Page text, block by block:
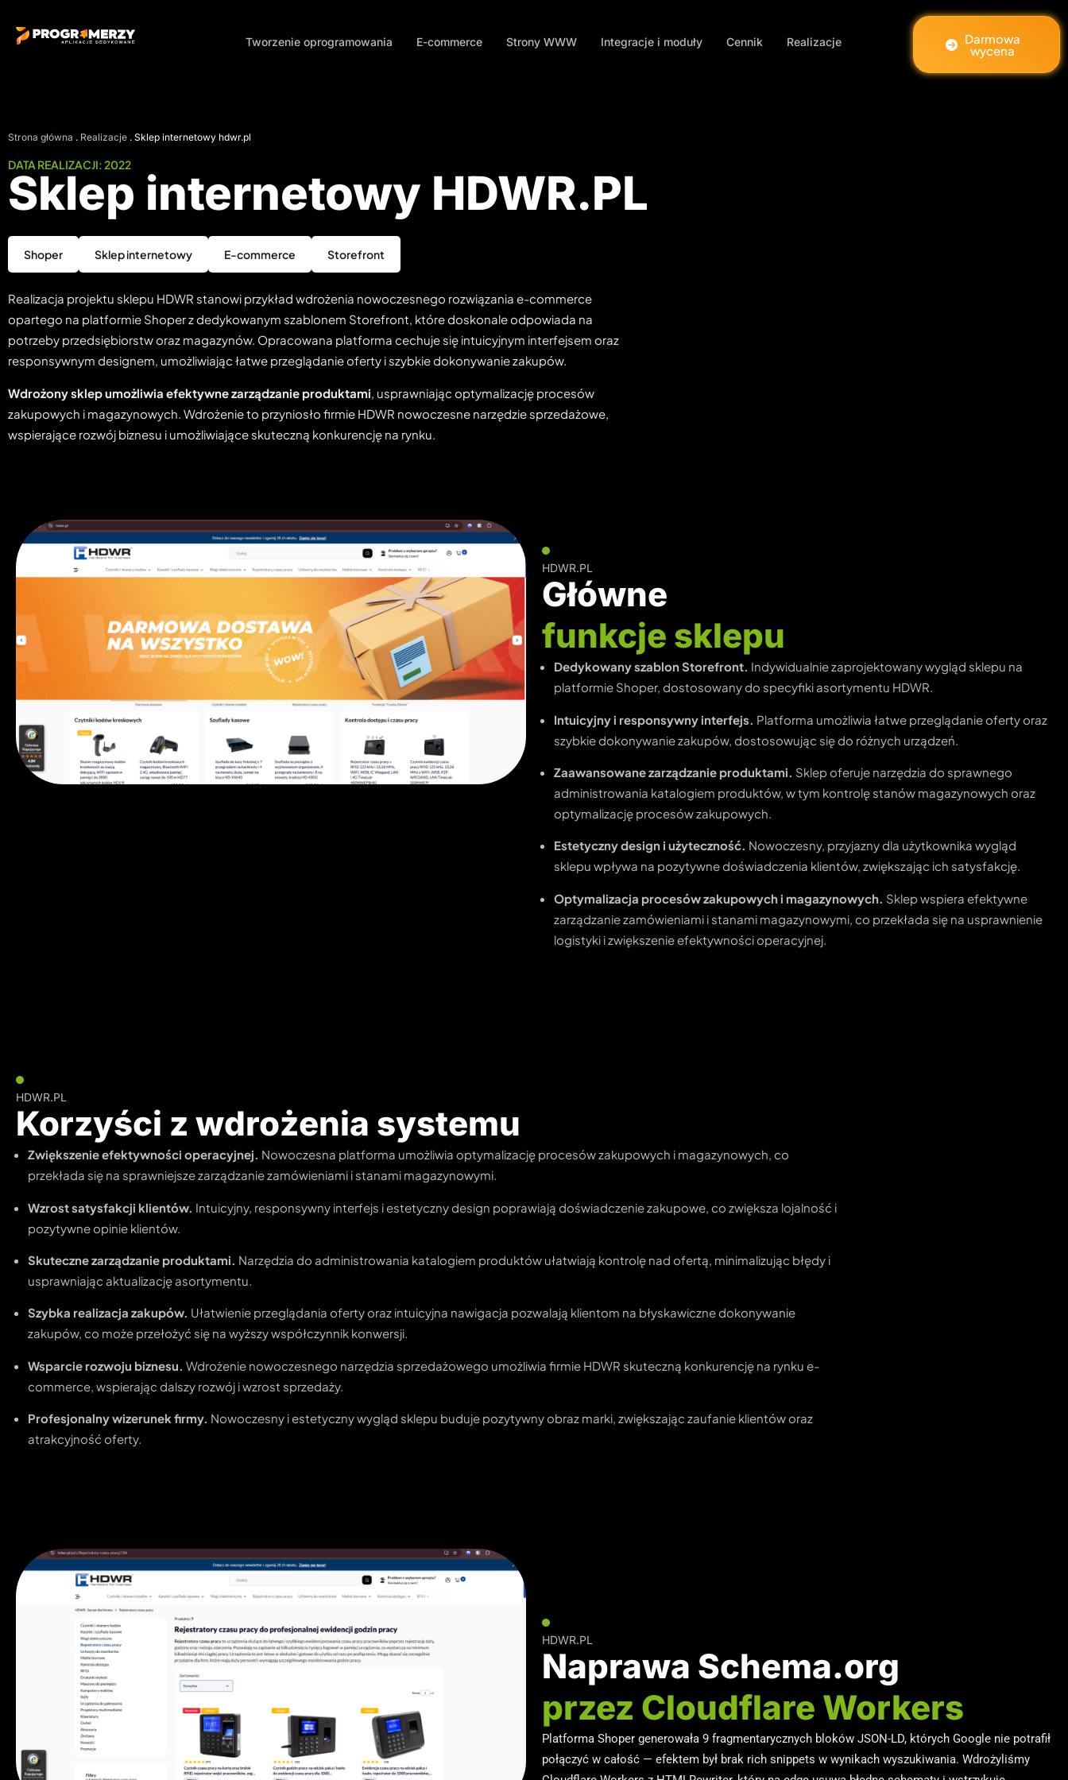
Tworzenie oprogramowania E-commerce Strony WWW Integracje i moduły Cennik Realizacje Darmowa
wycena
Strona główna . Realizacje . Sklep internetowy hdwr.pl
DATA REALIZACJI: 2022
Sklep internetowy HDWR.PL
Shoper Sklep internetowy E-commerce Storefront
Realizacja projektu sklepu HDWR stanowi przykład wdrożenia nowoczesnego rozwiązania e-commerce
opartego na platformie Shoper z dedykowanym szablonem Storefront, które doskonale odpowiada na
potrzeby przedsiębiorstw oraz magazynów. Opracowana platforma cechuje się intuicyjnym interfejsem oraz
responsywnym designem, umożliwiając łatwe przeglądanie oferty i szybkie dokonywanie zakupów.
Wdrożony sklep umożliwia efektywne zarządzanie produktami , usprawniając optymalizację procesów
zakupowych i magazynowych. Wdrożenie to przyniosło firmie HDWR nowoczesne narzędzie sprzedażowe,
wspierające rozwój biznesu i umożliwiające skuteczną konkurencję na rynku.
HDWR.PL
Główne
funkcje sklepu
Dedykowany szablon Storefront. Indywidualnie zaprojektowany wygląd sklepu na
platformie Shoper, dostosowany do specyfiki asortymentu HDWR.
Intuicyjny i responsywny interfejs. Platforma umożliwia łatwe przeglądanie oferty oraz
szybkie dokonywanie zakupów, dostosowując się do różnych urządzeń.
Zaawansowane zarządzanie produktami. Sklep oferuje narzędzia do sprawnego
administrowania katalogiem produktów, w tym kontrolę stanów magazynowych oraz
optymalizację procesów zakupowych.
Estetyczny design i użyteczność. Nowoczesny, przyjazny dla użytkownika wygląd
sklepu wpływa na pozytywne doświadczenia klientów, zwiększając ich satysfakcję.
Optymalizacja procesów zakupowych i magazynowych. Sklep wspiera efektywne
zarządzanie zamówieniami i stanami magazynowymi, co przekłada się na usprawnienie
logistyki i zwiększenie efektywności operacyjnej.
HDWR.PL
Korzyści z wdrożenia systemu
Zwiększenie efektywności operacyjnej. Nowoczesna platforma umożliwia optymalizację procesów zakupowych i magazynowych, co
przekłada się na sprawniejsze zarządzanie zamówieniami i stanami magazynowymi.
Wzrost satysfakcji klientów. Intuicyjny, responsywny interfejs i estetyczny design poprawiają doświadczenie zakupowe, co zwiększa lojalność i
pozytywne opinie klientów.
Skuteczne zarządzanie produktami. Narzędzia do administrowania katalogiem produktów ułatwiają kontrolę nad ofertą, minimalizując błędy i
usprawniając aktualizację asortymentu.
Szybka realizacja zakupów. Ułatwienie przeglądania oferty oraz intuicyjna nawigacja pozwalają klientom na błyskawiczne dokonywanie
zakupów, co może przełożyć się na wyższy współczynnik konwersji.
Wsparcie rozwoju biznesu. Wdrożenie nowoczesnego narzędzia sprzedażowego umożliwia firmie HDWR skuteczną konkurencję na rynku e-
commerce, wspierając dalszy rozwój i wzrost sprzedaży.
Profesjonalny wizerunek firmy. Nowoczesny i estetyczny wygląd sklepu buduje pozytywny obraz marki, zwiększając zaufanie klientów oraz
atrakcyjność oferty.
HDWR.PL
Naprawa Schema.org
przez Cloudflare Workers
Platforma Shoper generowała 9 fragmentarycznych bloków JSON-LD, których Google nie potrafił
połączyć w całość — efektem był brak rich snippets w wynikach wyszukiwania. Wdrożyliśmy